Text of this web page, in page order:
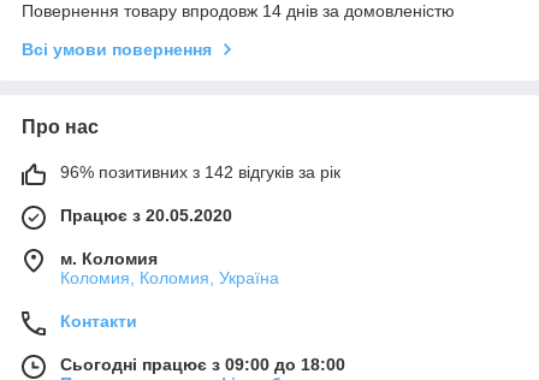
Повернення товару впродовж 14 днів за домовленістю
Всі умови повернення
Про нас
96% позитивних з 142 відгуків за рік
Працює з 20.05.2020
м. Коломия
Коломия, Коломия, Україна
Контакти
Сьогодні працює з 09:00 до 18:00